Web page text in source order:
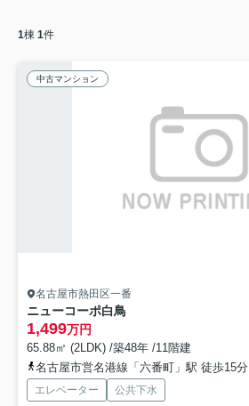
1棟 1件
中古マンション
名古屋市熱田区一番
ニューコーポ白鳥
1,499万円
65.88㎡ (2LDK) /築48年 /11階建
名古屋市営名港線「六番町」駅 徒歩15分
エレベーター 公共下水